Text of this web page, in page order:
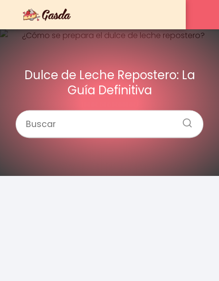
Dulce de Leche Repostero: La
Guía Definitiva